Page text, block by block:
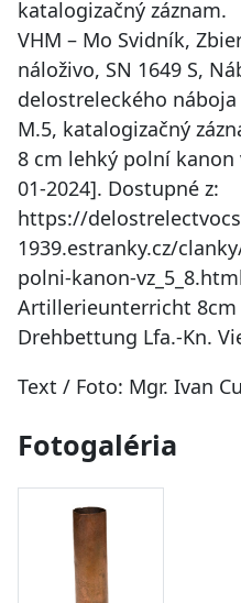
katalogizačný záznam.
VHM – Mo Svidník,
náloživo, SN 1649 S,
delostreleckého
M.5, katalogizačný
8 cm lehký polní
01-2024]. Dostupné z:
https://
1939.estranky.cz/
polni-kanon-
Artillerieunterricht 8cm
Drehbettung Lfa.-Kn.
Text / Foto: Mgr. Ivan
Fotogaléria